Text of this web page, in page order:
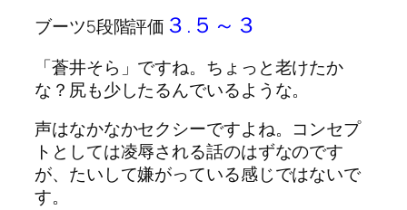
ブーツ5段階評価 ３.５～３
「蒼井そら」ですね。ちょっと老けたか
な？尻も少したるんでいるような。
声はなかなかセクシーですよね。コンセプ
トとしては凌辱される話のはずなのです
が、たいして嫌がっている感じではないで
す。